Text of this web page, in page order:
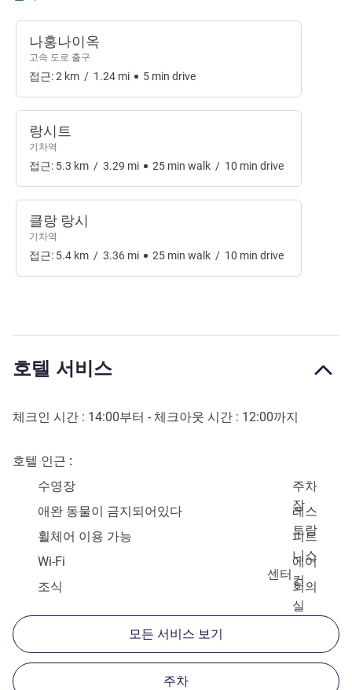
나홍나이옥
고속 도로 출구
접근:2 km / 1.24 mi 5 min drive
랑시트
기차역
접근: 5.3 km / 3.29 mi 25 min walk / 10 min drive
클랑 랑시
기차역
접근: 5.4 km / 3.36 mi 25 min walk / 10 min drive
호텔 서비스
체크인 시간 : 14:00부터 - 체크아웃 시간 : 12:00까지
호텔 인근
수영장
주차
장
애완 동물이 금지되어있다
레스
토랑
휠체어 이용 가능
피트
니스
센터
Wi-Fi
에어
컨
조식
회의
실
모든 서비스 보기
주차